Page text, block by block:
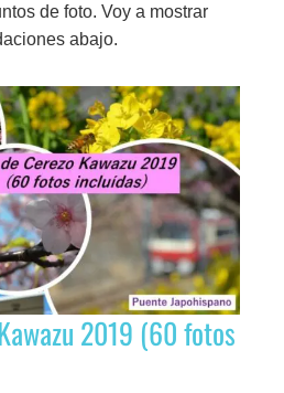
de foto. Voy a mostrar
abajo.
2019 (60 fotos